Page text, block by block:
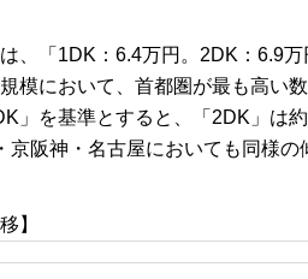
、「1DK：6.4万円。2DK：6.9
模において、首都圏が最も高い数
」を基準とすると、「2DK」は
阪神・名古屋においても同様の
】